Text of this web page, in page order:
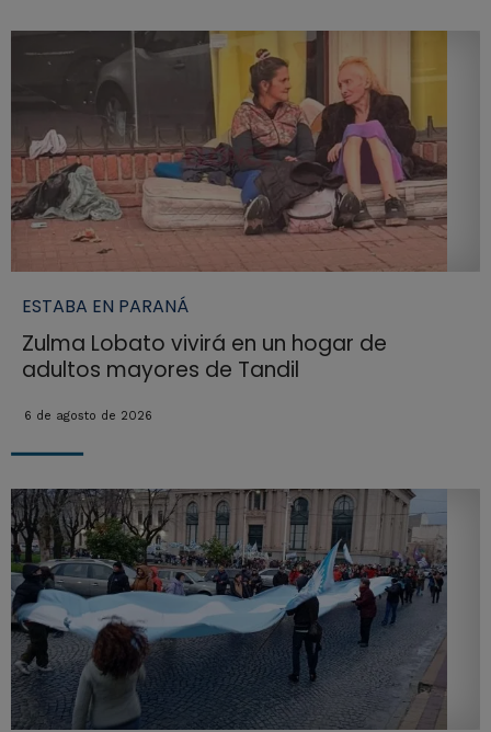
ESTABA EN PARANÁ
Zulma Lobato vivirá en un hogar de
adultos mayores de Tandil
6 de agosto de 2026